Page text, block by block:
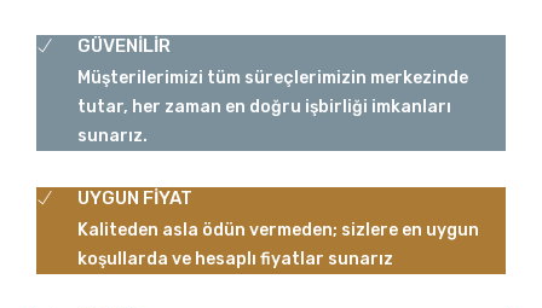
GÜVENİLİR
Müşterilerimizi tüm süreçlerimizin merkezinde
tutar, her zaman en doğru işbirliği imkanları
sunarız.
UYGUN FİYAT
Kaliteden asla ödün vermeden; sizlere en uygun
koşullarda ve hesaplı fiyatlar sunarız